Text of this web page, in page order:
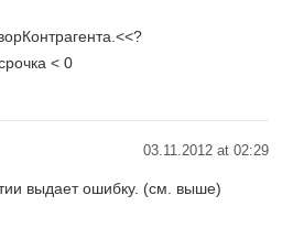
< 0
03.11.2012 at 02:29
выдает ошибку. (см. выше)